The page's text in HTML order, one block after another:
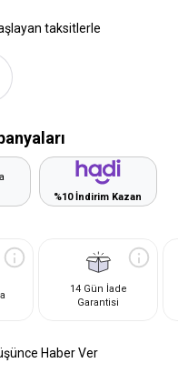
taksitlerle
%10 İndirim Kazan
14 Gün İade
Garantisi
Haber Ver